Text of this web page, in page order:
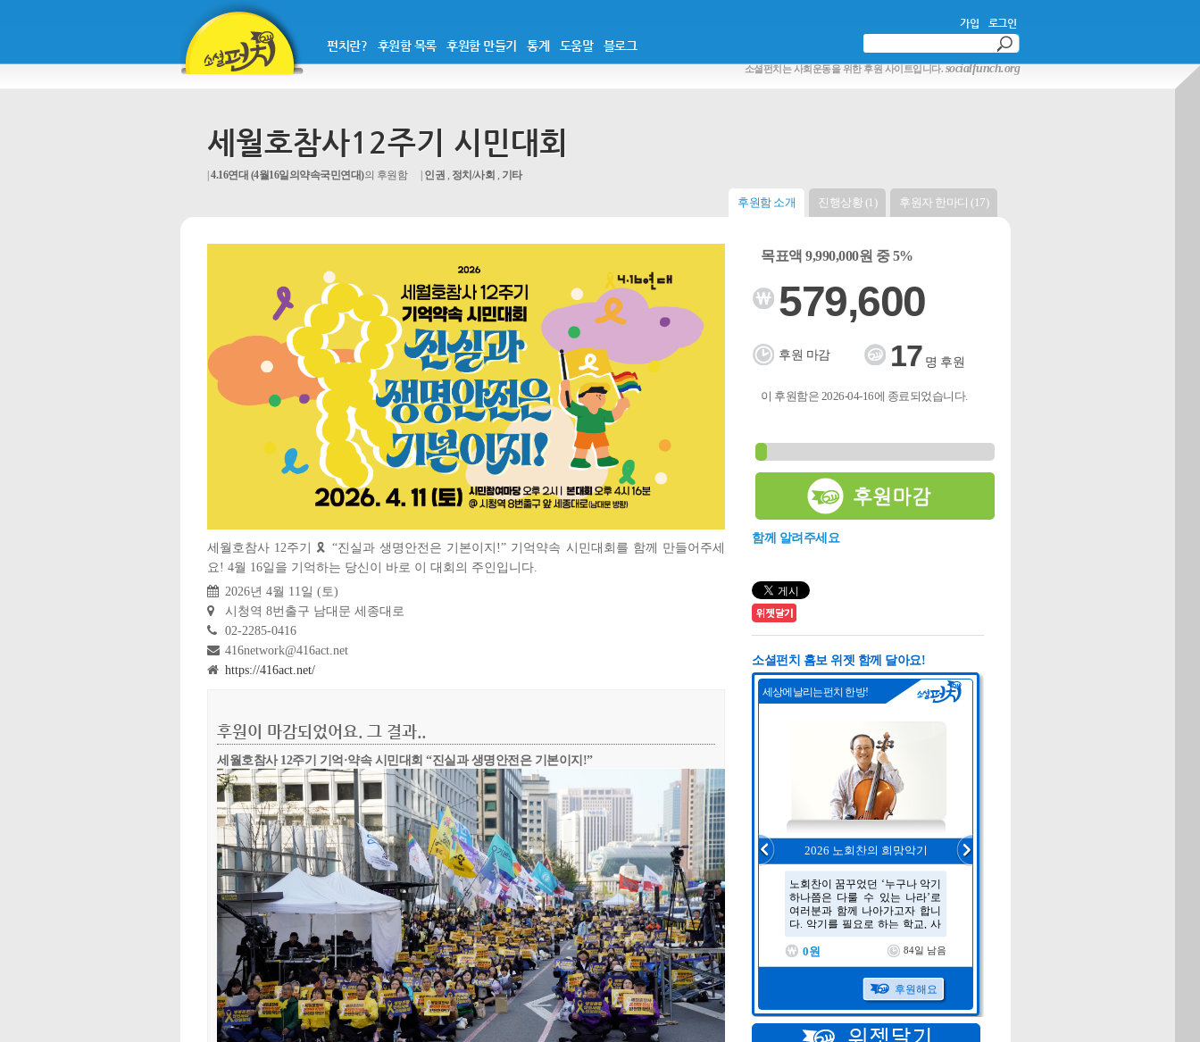
펀치란? 후원함 목록 후원함 만들기 통계 도움말 블로그
가입 로그인
소셜펀치는 사회운동을 위한 후원 사이트입니다. socialfunch.org
세월호참사12주기 시민대회
4.16연대 (4월16일의약속국민연대)의 후원함 인권 , 정치/사회 , 기타
후원함 소개 진행상황 (1) 후원자 한마디 (17)
목표액 9,990,000원 중 5%
579,600
후원 마감 17 명 후원
이 후원함은 2026-04-16에 종료되었습니다.
세월호참사 12주기 🎗️ “진실과 생명안전은 기본이지!” 기억약속 시민대회를 함께 만들어주세
요! 4월 16일을 기억하는 당신이 바로 이 대회의 주인입니다.
2026년 4월 11일 (토)
시청역 8번출구 남대문 세종대로
02-2285-0416
416network@416act.net
https://416act.net/
후원이 마감되었어요. 그 결과..
세월호참사 12주기 기억·약속 시민대회 “진실과 생명안전은 기본이지!”
함께 알려주세요
소셜펀치 홈보 위젯 함께 달아요!